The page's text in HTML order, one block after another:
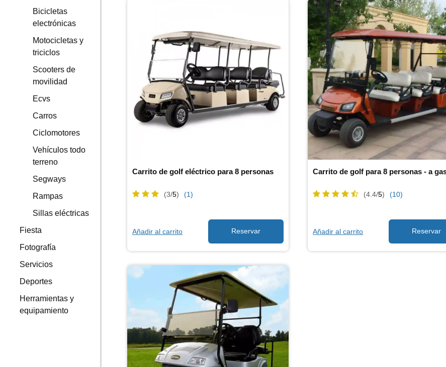
Bicicletas
electrónicas
Motocicletas y
triciclos
Scooters de
movilidad
Ecvs
Carros
Ciclomotores
Vehículos todo
terreno
Segways
Rampas
Sillas eléctricas
Fiesta
Fotografía
Servicios
Deportes
Herramientas y
equipamiento
Carrito de golf eléctrico para 8 personas
(3/5) (1)
Añadir al carrito
(4.4/5) (10)
Añadir al carrito